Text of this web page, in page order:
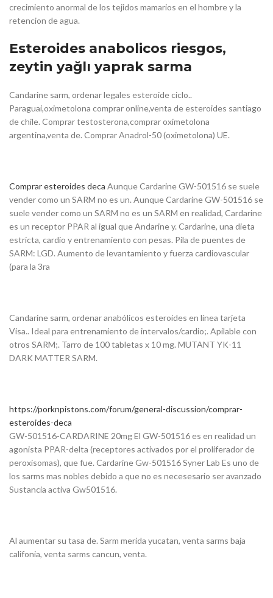
crecimiento anormal de los tejidos mamarios en el hombre y la
retencion de agua.
Esteroides anabolicos riesgos,
zeytin yağlı yaprak sarma
Candarine sarm, ordenar legales esteroide ciclo..
Paraguai,oximetolona comprar online,venta de esteroides santiago
de chile. Comprar testosterona,comprar oximetolona
argentina,venta de. Comprar Anadrol-50 (oximetolona) UE.
Comprar esteroides deca Aunque Cardarine GW-501516 se suele
vender como un SARM no es un. Aunque Cardarine GW-501516 se
suele vender como un SARM no es un SARM en realidad, Cardarine
es un receptor PPAR al igual que Andarine y. Cardarine, una dieta
estricta, cardio y entrenamiento con pesas. Pila de puentes de
SARM: LGD. Aumento de levantamiento y fuerza cardiovascular
(para la 3ra
Candarine sarm, ordenar anabólicos esteroides en línea tarjeta
Visa.. Ideal para entrenamiento de intervalos/cardio;. Apilable con
otros SARM;. Tarro de 100 tabletas x 10 mg. MUTANT YK-11
DARK MATTER SARM.
https://porknpistons.com/forum/general-discussion/comprar-
esteroides-deca
GW-501516-CARDARINE 20mg El GW-501516 es en realidad un
agonista PPAR-delta (receptores activados por el proliferador de
peroxisomas), que fue. Cardarine Gw-501516 Syner Lab Es uno de
los sarms mas nobles debido a que no es necesesario ser avanzado
Sustancia activa Gw501516.
Al aumentar su tasa de. Sarm merida yucatan, venta sarms baja
califonia, venta sarms cancun, venta.